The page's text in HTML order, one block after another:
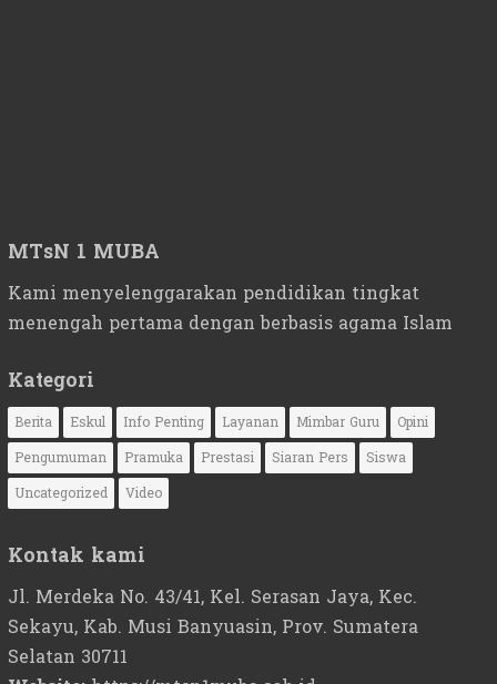
MTsN 1 MUBA
Kami menyelenggarakan pendidikan tingkat
menengah pertama dengan berbasis agama Islam
Kategori
Berita Eskul Info Penting Layanan Mimbar Guru
Opini
Pengumuman
Pramuka Prestasi Siaran Pers
Siswa
Uncategorized
Video
Kontak kami
Jl. Merdeka No. 43/41, Kel. Serasan Jaya, Kec.
Sekayu, Kab. Musi Banyuasin, Prov. Sumatera
Selatan 30711